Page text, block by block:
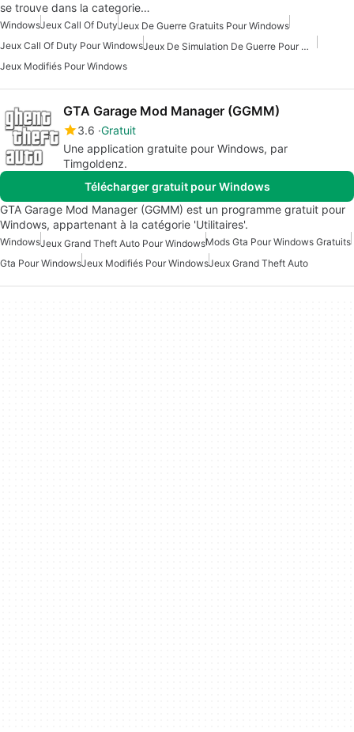
se trouve dans la categorie…
WindowsJeux Call Of DutyJeux De Guerre Gratuits Pour Windows
Jeux Call Of Duty Pour Windows
Jeux De Simulation De Guerre Pour Windows
Jeux Modifiés Pour Windows
GTA Garage Mod Manager (GGMM)
3.6 Gratuit
Une application gratuite pour Windows, par
Timgoldenz.
Télécharger gratuit pour Windows
GTA Garage Mod Manager (GGMM) est un programme gratuit pour
Windows, appartenant à la catégorie 'Utilitaires'.
WindowsJeux Grand Theft Auto Pour WindowsMods Gta Pour Windows Gratuits
Gta Pour WindowsJeux Modifiés Pour WindowsJeux Grand Theft Auto